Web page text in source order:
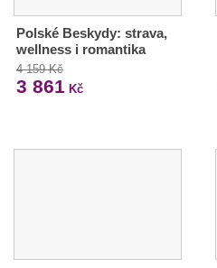
Polské Beskydy: strava,
wellness i romantika
4 159 Kč
3 861 Kč